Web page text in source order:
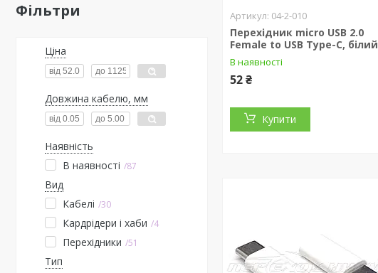
Фільтри
Ціна
Довжина кабелю, мм
Наявність
В наявності
87
Вид
Кабелі 30
Кардрідери і хаби 4
Перехідники 51
Тип
04-2-010
Перехідник micro USB 2.0
Female to USB Type-C, білий
В наявності
52 ₴
Купити